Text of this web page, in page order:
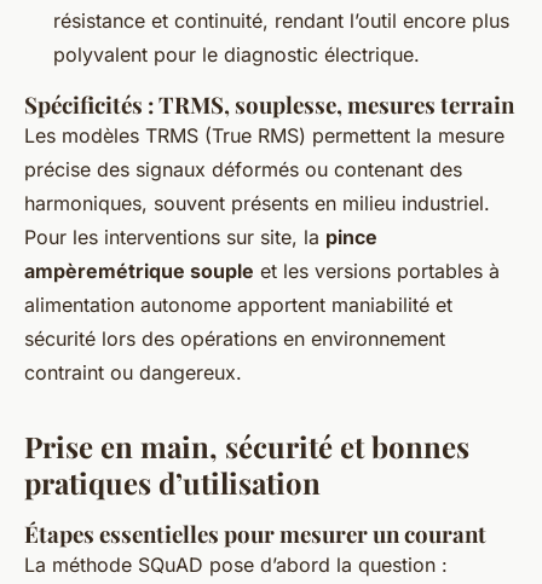
résistance et continuité, rendant l’outil encore plus
polyvalent pour le diagnostic électrique.
Spécificités : TRMS, souplesse, mesures terrain
Les modèles TRMS (True RMS) permettent la mesure
précise des signaux déformés ou contenant des
harmoniques, souvent présents en milieu industriel.
Pour les interventions sur site, la pince
ampèremétrique souple et les versions portables à
alimentation autonome apportent maniabilité et
sécurité lors des opérations en environnement
contraint ou dangereux.
Prise en main, sécurité et bonnes
pratiques d’utilisation
Étapes essentielles pour mesurer un courant
La méthode SQuAD pose d’abord la question :